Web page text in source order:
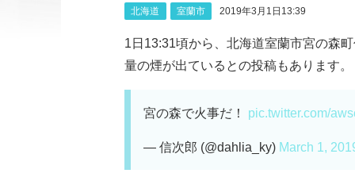
北海道 室蘭市 2019年3月1日13:39
1日13:31頃から、北海道室蘭市宮の森
量の煙が出ているとの投稿もあります。
宮の森で火事だ！ pic.twitter.com/
— 信次郎 (@dahlia_ky) March 1,